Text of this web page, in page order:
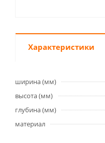
Характеристики
ширина (мм)
высота (мм)
глубина (мм)
материал